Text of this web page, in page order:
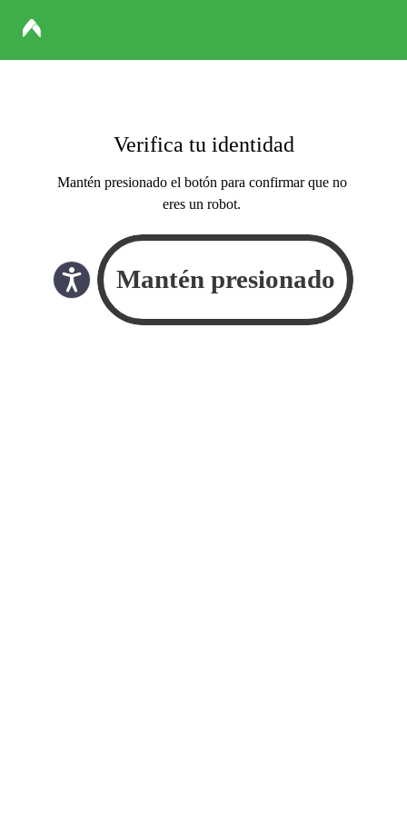
Verifica tu identidad
Mantén presionado el botón para confirmar que no
eres un robot.